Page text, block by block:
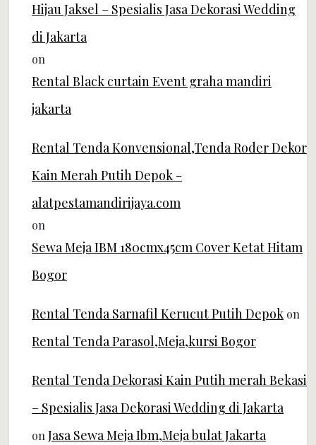
Hijau Jaksel – Spesialis Jasa Dekorasi Wedding
di Jakarta
on
Rental Black curtain Event graha mandiri
jakarta
Rental Tenda Konvensional,Tenda Roder Dekor
Kain Merah Putih Depok -
alatpestamandirijaya.com
on
Sewa Meja IBM 180cmx45cm Cover Ketat Hitam
Bogor
Rental Tenda Sarnafil Kerucut Putih Depok on
Rental Tenda Parasol,Meja,kursi Bogor
Rental Tenda Dekorasi Kain Putih merah Bekasi
– Spesialis Jasa Dekorasi Wedding di Jakarta
on Jasa Sewa Meja Ibm,Meja bulat Jakarta